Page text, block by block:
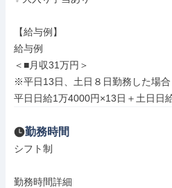
【給与例】
給与例
＜■月収31万円＞
※平日13日、土日８日勤務した場合
平日日給1万4000円×13日＋土日日
勤務時間
シフト制
勤務時間詳細